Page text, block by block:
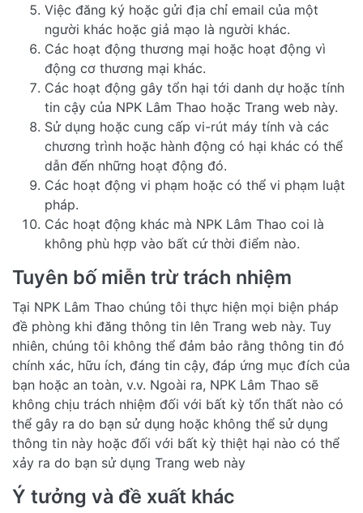
Việc đăng ký hoặc gửi địa chỉ email của một
người khác hoặc giả mạo là người khác.
Các hoạt động thương mại hoặc hoạt động vì
động cơ thương mại khác.
Các hoạt động gây tổn hại tới danh dự hoặc tính
tin cậy của NPK Lâm Thao hoặc Trang web này.
Sử dụng hoặc cung cấp vi-rút máy tính và các
chương trình hoặc hành động có hại khác có thể
dẫn đến những hoạt động đó.
Các hoạt động vi phạm hoặc có thể vi phạm luật
pháp.
Các hoạt động khác mà NPK Lâm Thao coi là
không phù hợp vào bất cứ thời điểm nào.
Tuyên bố miễn trừ trách nhiệm
Tại NPK Lâm Thao chúng tôi thực hiện mọi biện pháp
đề phòng khi đăng thông tin lên Trang web này. Tuy
nhiên, chúng tôi không thể đảm bảo rằng thông tin đó
chính xác, hữu ích, đáng tin cậy, đáp ứng mục đích của
bạn hoặc an toàn, v.v. Ngoài ra, NPK Lâm Thao sẽ
không chịu trách nhiệm đối với bất kỳ tổn thất nào có
thể gây ra do bạn sử dụng hoặc không thể sử dụng
thông tin này hoặc đối với bất kỳ thiệt hại nào có thể
xảy ra do bạn sử dụng Trang web này
Ý tưởng và đề xuất khác